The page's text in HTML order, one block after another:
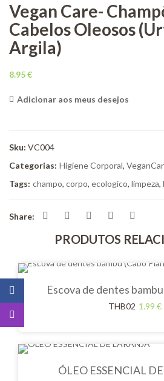
Vegan Care-
Cabelos Oleosos
Argila)
8.95€
Adicionar aos meus desejos
Sku: VC004
Categorias: Higiene Corporal,
Tags: champo, corpo, ecologico, limpeza,
Share:
PRODUTOS
Escova de dentes
THB02 1.99 €
ÓLEO ESSENCIAL